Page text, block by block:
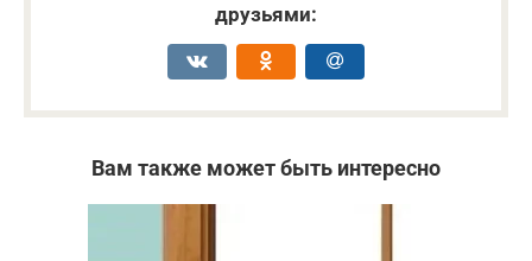
друзьями:
Вам также может быть интересно